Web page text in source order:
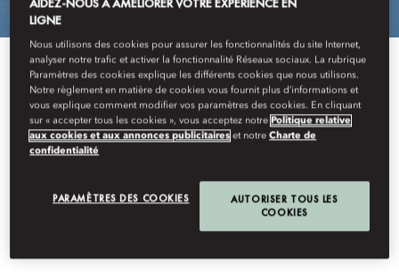
View All
SURVOL DU GLACIER
DEPUIS L’AÉROPORT DE
LIGNE
Nous utilisons des cookies pour assurer les fonctionnalités du site Internet,
analyser notre trafic et activer la fonctionnalité Réseaux sociaux. La rubrique
Paramètres des cookies explique les différents cookies que nous utilisons.
Notre règlement en matière de cookies vous fournit plus d’informations et
vous explique comment modifier vos paramètres des cookies. En cliquant
sur « accepter tous les cookies », vous acceptez notre Politique relative
aux cookies et aux annonces publicitaires et notreCharte de
confidentialité
PARAMÈTRES DES COOKIES
AUTORISER TOUS LES
COOKIES